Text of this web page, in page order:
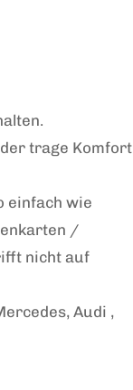
trage Komfort
einfach wie
/
nicht auf
Audi ,